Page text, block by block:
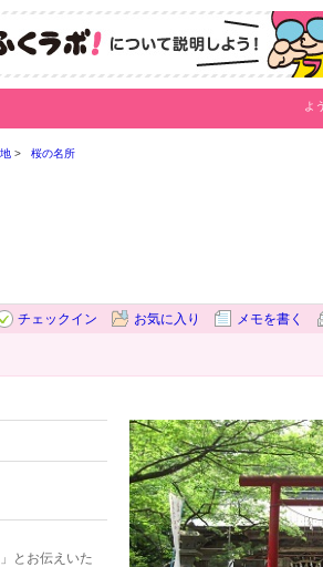
よ
桜の名所
チェックイン お気に入り メモを書く
とお伝えいた